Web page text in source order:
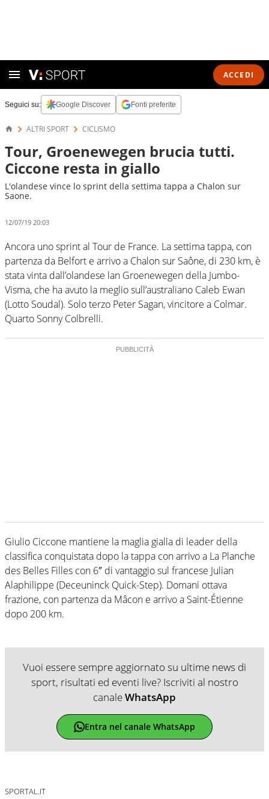
ACCEDI
Seguici su: Google Discover Fonti preferite
ALTRI SPORT CICLISMO
Tour, Groenewegen brucia tutti.
Ciccone resta in giallo
L'olandese vince lo sprint della settima tappa a Chalon sur
Saone.
12/07/19 20:03
Ancora uno sprint al Tour de France. La settima tappa, con
partenza da Belfort e arrivo a Chalon sur Saône, di 230 km, è
stata vinta dall’olandese lan Groenewegen della Jumbo-
Visma, che ha avuto la meglio sull’australiano Caleb Ewan
(Lotto Soudal). Solo terzo Peter Sagan, vincitore a Colmar.
Quarto Sonny Colbrelli.
Giulio Ciccone mantiene la maglia gialla di leader della
classifica conquistata dopo la tappa con arrivo a La Planche
des Belles Filles con 6″ di vantaggio sul francese Julian
Alaphilippe (Deceuninck Quick-Step). Domani ottava
frazione, con partenza da Mâcon e arrivo a Saint-Étienne
dopo 200 km.
Vuoi essere sempre aggiornato su ultime news di
sport, risultati ed eventi live? Iscriviti al nostro
canaleWhatsApp
Entra nel canale WhatsApp
SPORTAL.IT